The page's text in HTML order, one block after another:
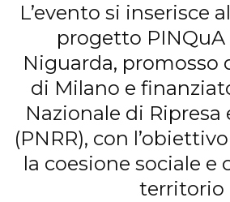
L’evento si inserisce
progetto PINQuA
Niguarda, promosso
di Milano e
Nazionale di Ripresa
(PNRR), con
la coesione sociale e
territorio